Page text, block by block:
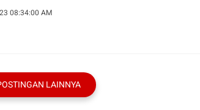
08:34:00 AM
LAINNYA